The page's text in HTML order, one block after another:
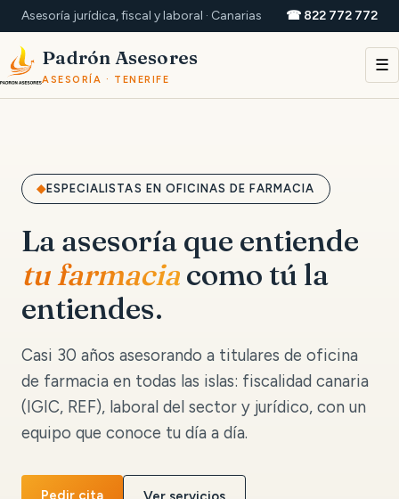
Asesoría jurídica, fiscal y laboral · Canarias ☎ 822 772 772
Padrón Asesores
ASESORÍA · TENERIFE
☰
ESPECIALISTAS EN OFICINAS DE FARMACIA
La asesoría que entiende
tu farmaciacomo tú la
entiendes.
Casi 30 años asesorando a titulares de oficina
de farmacia en todas las islas: fiscalidad canaria
(IGIC, REF), laboral del sector y jurídico, con un
equipo que conoce tu día a día.
Pedir cita